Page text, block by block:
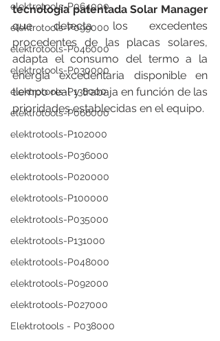
elektrotools-P064000
elektrotools-P099000
elektrotools-P046000
elektrotools-P030000
elektrotools-P138000
elektrotools-P066000
elektrotools-P102000
elektrotools-P036000
elektrotools-P020000
elektrotools-P100000
elektrotools-P035000
elektrotools-P131000
elektrotools-P048000
elektrotools-P092000
elektrotools-P027000
Elektrotools - P038000
tecnología patentada Solar Manager
que detecta los excedentes
procedentes de las placas solares,
adapta el consumo del termo a la
energía excedentaria disponible en
tiempo real y trabaja en función de las
prioridades establecidas en el equipo.